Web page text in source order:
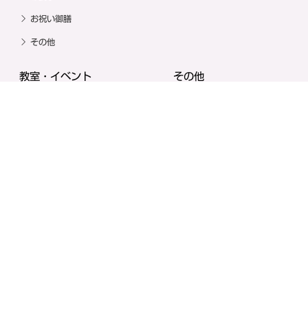
お祝い御膳
その他
教室・イベント その他